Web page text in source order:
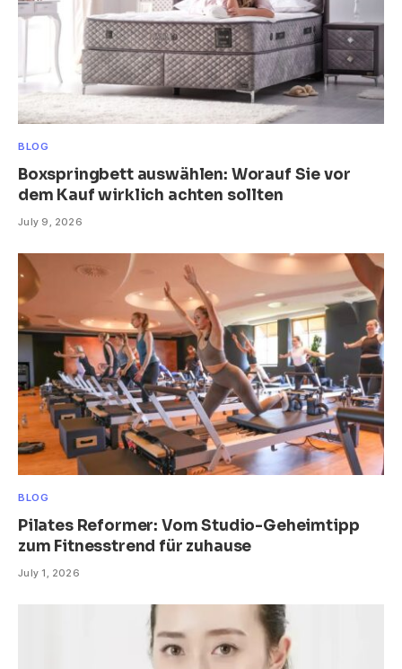
BLOG
Boxspringbett auswählen: Worauf Sie vor
dem Kauf wirklich achten sollten
July 9, 2026
BLOG
Pilates Reformer: Vom Studio-Geheimtipp
zum Fitnesstrend für zuhause
July 1, 2026